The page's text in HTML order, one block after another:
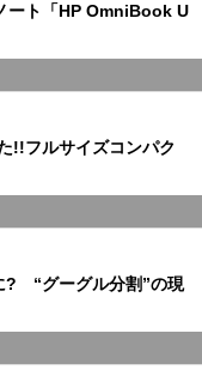
ート「HP OmniBook U
!!フルサイズコンパク
? “グーグル分割”の現